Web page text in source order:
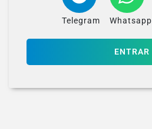
Telegram Whatsapp
ENTRAR